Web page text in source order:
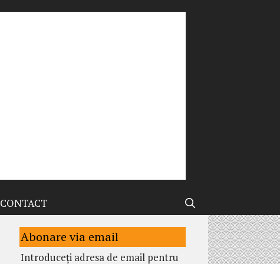
CONTACT
Abonare via email
Introduceți adresa de email pentru